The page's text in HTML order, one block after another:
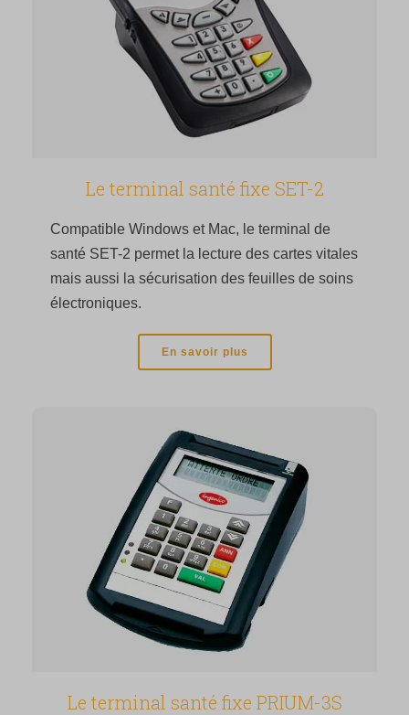
Le terminal santé fixe SET-2
Compatible Windows et Mac, le terminal de
santé SET-2 permet la lecture des cartes vitales
mais aussi la sécurisation des feuilles de soins
électroniques.
En savoir plus
Le terminal santé fixe PRIUM-3S